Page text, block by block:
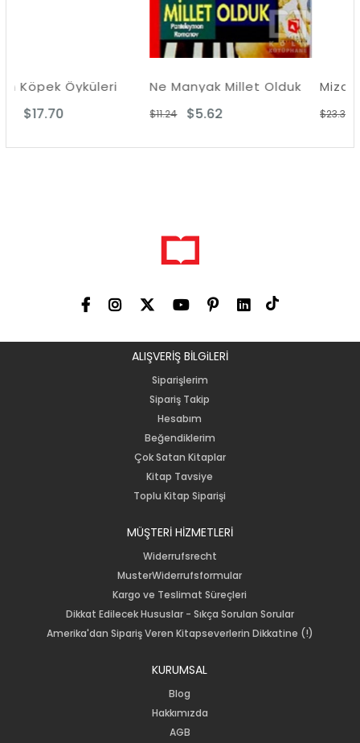
Ne Manyak Millet Olduk Mizah Dilinin
ALIŞVERİŞ BİLGiLERİ
Siparişlerim
Sipariş Takip
Hesabım
Beğendiklerim
Çok Satan Kitaplar
Kitap Tavsiye
Toplu Kitap Siparişi
MÜŞTERİ HİZMETLERİ
Widerrufsrecht
MusterWiderrufsformular
Kargo ve Teslimat Süreçleri
Dikkat Edilecek Hususlar - Sıkça Sorulan Sorular
Amerika'dan Sipariş Veren Kitapseverlerin Dikkatine (!)
KURUMSAL
Blog
Hakkımızda
AGB